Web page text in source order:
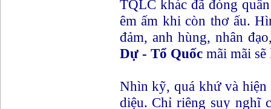
TQLC khác đã đóng
êm ấm khi còn thơ ấu.
đảm, anh hùng, nhân
Dự - Tổ Quốcmãi mãi sẽ
Nhìn kỹ, quá khứ và
diệu. Chỉ riêng suy nghĩ